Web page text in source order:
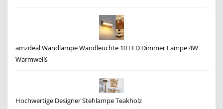
amzdeal Wandlampe Wandleuchte 10 LED Dimmer Lampe 4W
Warmweiß
Hochwertige Designer Stehlampe Teakholz